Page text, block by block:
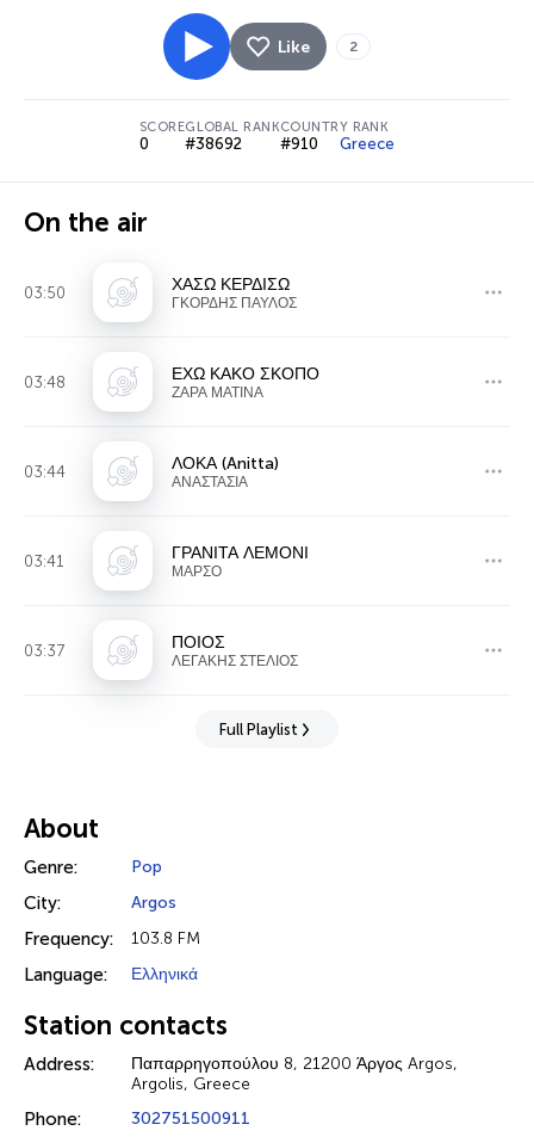
Like 2
SCORE
0
GLOBAL RANK
#38692
COUNTRY RANK
#910 Greece
On the air
03:50 ΧΑΣΩ ΚΕΡΔΙΣΩ
ΓΚΟΡΔΗΣ ΠΑΥΛΟΣ
03:48 ΕΧΩ ΚΑΚΟ ΣΚΟΠΟ
ΖΑΡΑ ΜΑΤΙΝΑ
03:44 ΛΟΚΑ (Anitta)
ΑΝΑΣΤΑΣΙΑ
03:41 ΓΡΑΝΙΤΑ ΛΕΜΟΝΙ
ΜΑΡΣΟ
03:37 ΠΟΙΟΣ
ΛΕΓΑΚΗΣ ΣΤΕΛΙΟΣ
Full Playlist
About
Genre: Pop
City: Argos
Frequency: 103.8 FM
Language: Ελληνικά
Station contacts
Address:
Παπαρρηγοπούλου 8, 21200 Άργος Argos,
Argolis, Greece
Phone: 302751500911